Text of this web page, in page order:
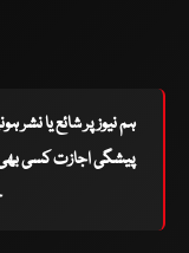
ہم نیوز پر شائع یا نشر
پیشگی اجازت کسی بھی